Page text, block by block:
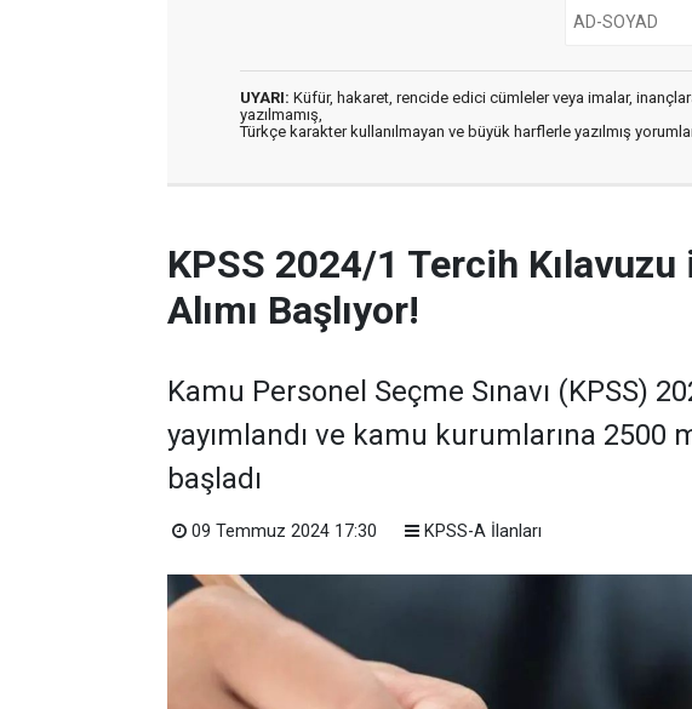
UYARI: Küfür, hakaret, rencide edici cümleler veya imalar,
yazılmamış,
Türkçe karakter kullanılmayan ve büyük harflerle yazılmış
KPSS 2024/1 Tercih
Alımı Başlıyor!
Kamu Personel Seçme Sınavı (KPSS)
yayımlandı ve kamu kurumlarına 2500
başladı
09 Temmuz 2024 17:30 KPSS-A İlanları